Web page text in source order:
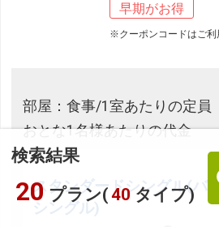
検索結果
20 プラン(40タイプ)
早期がお得
※クーポンコードはご利
部屋：食事/1室あたりの定員
おとな1名様あたりの代金
スタンダードシングル(バ
シングル)